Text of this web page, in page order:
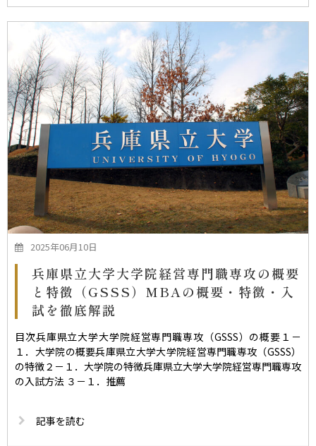
2025年06月10日
兵庫県立大学大学院経営専門職専攻の概要
と特徴（GSSS）MBAの概要・特徴・入
試を徹底解説
目次兵庫県立大学大学院経営専門職専攻（GSSS）の概要１－
１．大学院の概要兵庫県立大学大学院経営専門職専攻（GSSS）
の特徴２－１．大学院の特徴兵庫県立大学大学院経営専門職専攻
の入試方法 ３－１．推薦
記事を読む